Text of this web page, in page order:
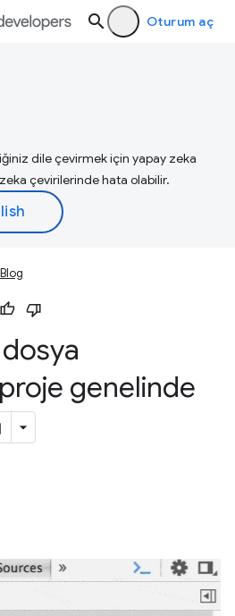
Oturum aç
dile çevirmek için yapay zeka
çevirilerinde hata olabilir.
Blog
genelinde